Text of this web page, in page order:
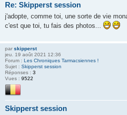
Re: Skipperst session
j'adopte, comme toi, une sorte de vie
c'est que toi, tu fais des photos...
par skipperst
jeu. 19 août 2021 12:36
Forum : Les Chroniques Tarmacsiennes !
Sujet : Skipperst session
Réponses : 3
Vues : 9522
Skipperst session